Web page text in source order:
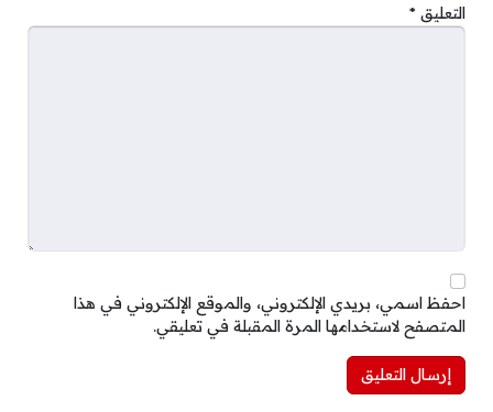
التعليق *
احفظ اسمي، بريدي الإلكتروني، والموقع الإلكتروني في هذا
المتصفح لاستخدامها المرة المقبلة في تعليقي.